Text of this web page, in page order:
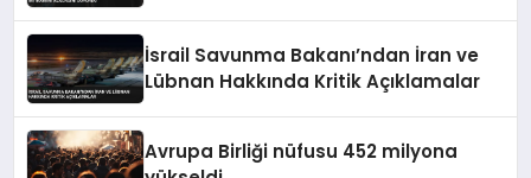
İsrail Savunma Bakanı’ndan İran ve
Lübnan Hakkında Kritik Açıklamalar
Avrupa Birliği nüfusu 452 milyona